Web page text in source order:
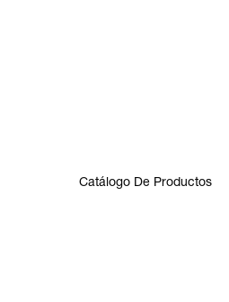
Catálogo De Productos